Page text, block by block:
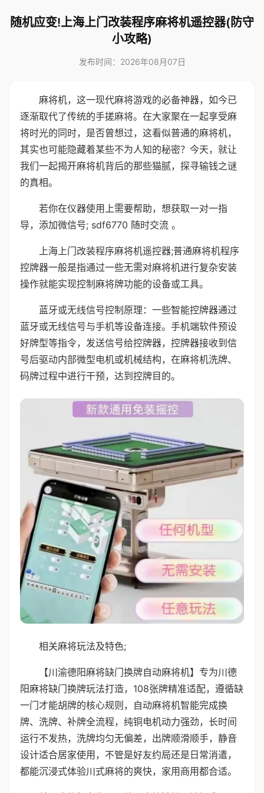
随机应变!上海上门改装程序麻将机遥控器(防守
小攻略)
发布时间：2026年08月07日
麻将机，这一现代麻将游戏的必备神器，如今已
逐渐取代了传统的手搓麻将。在大家聚在一起享受麻
将时光的同时，是否曾想过，这看似普通的麻将机，
其实也可能隐藏着某些不为人知的秘密？今天，就让
我们一起揭开麻将机背后的那些猫腻，探寻输钱之谜
的真相。
若你在仪器使用上需要帮助，想获取一对一指
导，添加微信号; sdf6770 随时交流 。
上海上门改装程序麻将机遥控器;普通麻将机程序
控牌器一般是指通过一些无需对麻将机进行复杂安装
操作就能实现控制麻将牌功能的设备或工具。
蓝牙或无线信号控制原理：一些智能控牌器通过
蓝牙或无线信号与手机等设备连接。手机端软件预设
好牌型等指令，发送信号给控牌器，控牌器接收到信
号后驱动内部微型电机或机械结构，在麻将机洗牌、
码牌过程中进行干预，达到控牌目的。
相关麻将玩法及特色;
【川渝德阳麻将缺门换牌自动麻将机】专为川德
阳麻将缺门换牌玩法打造，108张牌精准适配，遵循缺
一门才能胡牌的核心规则，自动麻将机智能完成换
牌、洗牌、补牌全流程，纯铜电机动力强劲，长时间
运行不发热，洗牌均匀无偏差，出牌顺滑顺手，静音
设计适合居家使用，不管是好友约局还是日常消遣，
都能沉浸式体验川式麻将的爽快，家用商用都合适。